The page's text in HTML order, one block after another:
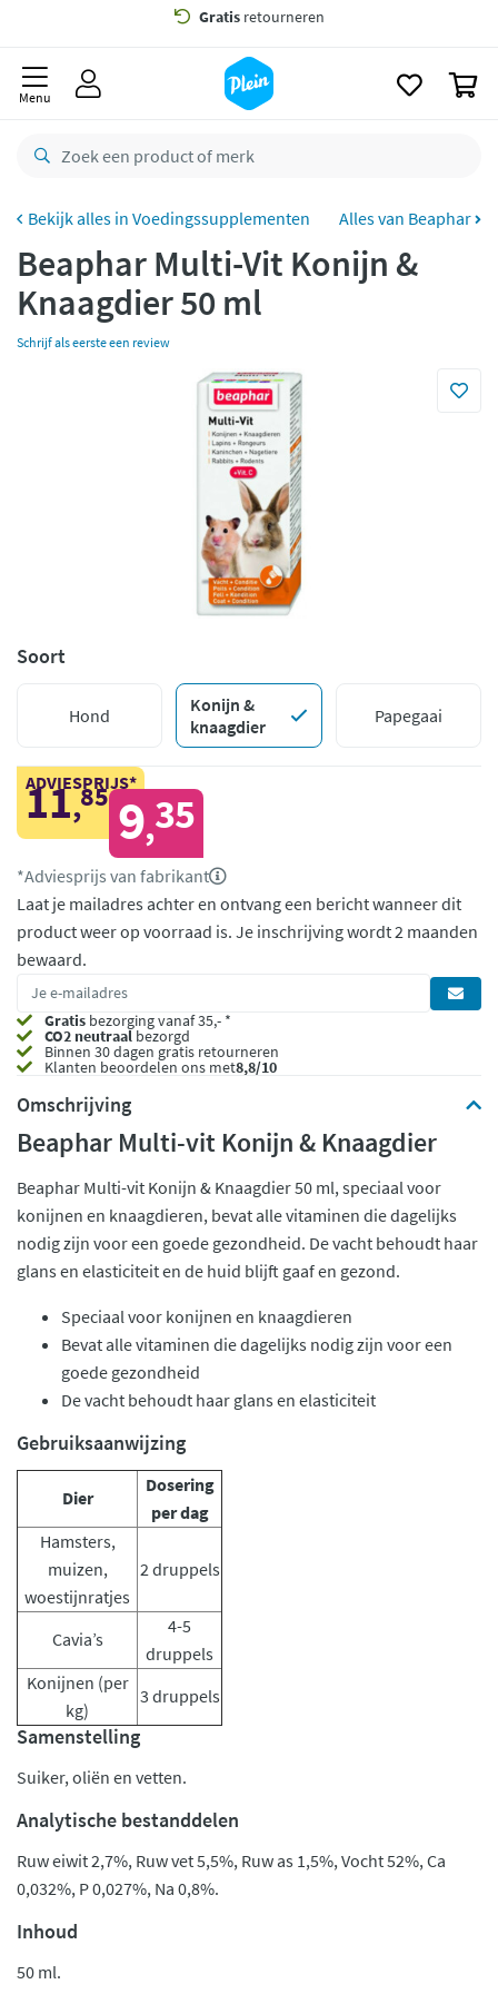
Gratisbezorging vanaf 35,- *
besteld,maandag
retourneren
CO2 neutraal bezorgd
Betaal met Klarna
Menu
Voedingssupplementen Alles van Beaphar
Beaphar Multi-Vit Konijn &
Knaagdier 50 ml
Schrijf als eerste een review
Soort
Hond
Konijn &
knaagdier
Papegaai
ADVIESPRIJS*
11,85 9,35
*Adviesprijs van fabrikant
Laat je mailadres achter en ontvang een bericht wanneer dit
product weer op voorraad is. Je inschrijving wordt 2 maanden
bewaard.
Gratis bezorging vanaf 35,- *
CO2 neutraalbezorgd
Binnen 30 dagen gratis retourneren
Klanten beoordelen ons met8,8/10
Omschrijving
Beaphar Multi-vit Konijn & Knaagdier
Beaphar Multi-vit Konijn & Knaagdier 50 ml, speciaal voor
konijnen en knaagdieren, bevat alle vitaminen die dagelijks
nodig zijn voor een goede gezondheid. De vacht behoudt haar
glans en elasticiteit en de huid blijft gaaf en gezond.
Speciaal voor konijnen en knaagdieren
Bevat alle vitaminen die dagelijks nodig zijn voor een
goede gezondheid
De vacht behoudt haar glans en elasticiteit
Gebruiksaanwijzing
Dier
Dosering
per dag
Hamsters,
muizen,
woestijnratjes
2 druppels
Cavia’s
4-5
druppels
Konijnen (per
kg)
3 druppels
Samenstelling
Suiker, oliën en vetten.
Analytische bestanddelen
Ruw eiwit 2,7%, Ruw vet 5,5%, Ruw as 1,5%, Vocht 52%, Ca
0,032%, P 0,027%, Na 0,8%.
Inhoud
50 ml.